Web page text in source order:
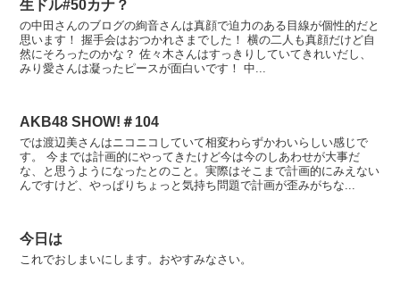
生ドル#50カナ？
の中田さんのブログの絢音さんは真顔で迫力のある目線が個性的だと
思います！ 握手会はおつかれさまでした！ 横の二人も真顔だけど自
然にそろったのかな？ 佐々木さんはすっきりしていてきれいだし、
みり愛さんは凝ったピースが面白いです！ 中...
AKB48 SHOW!＃104
では渡辺美さんはニコニコしていて相変わらずかわいらしい感じで
す。 今までは計画的にやってきたけど今は今のしあわせが大事だ
な、と思うようになったとのこと。実際はそこまで計画的にみえない
んですけど、やっぱりちょっと気持ち問題で計画が歪みがちな...
今日は
これでおしまいにします。おやすみなさい。